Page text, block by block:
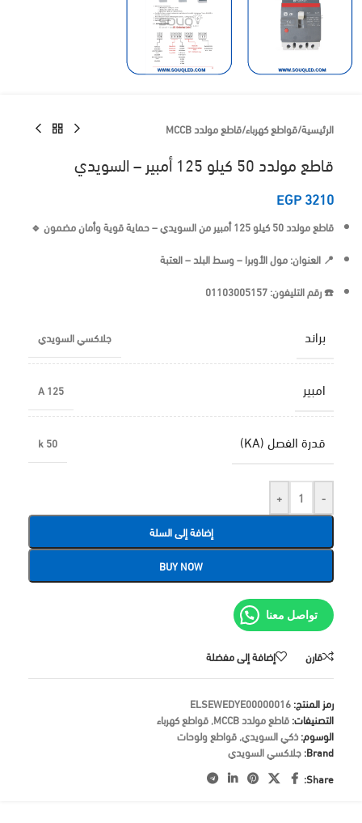
الرئيسية/قواطع كهرباء/قاطع مولدد MCCB
قاطع مولدد 50 كيلو 125 أمبير – السويدي
EGP3210
قاطع مولدد 50 كيلو 125 أمبير من السويدي– حماية قوية وأمان مضمون 🔹
📍 العنوان: مول الأوبرا – وسط البلد – العتبة
☎️ رقم التليفون: 01103005157
براند جلاكسي السويدي
امبير 125 A
قدرة الفصل (KA) 50 k
-
+
إضافة إلى السلة
BUY NOW
تواصل معنا
قارن إضافة إلى مفضلة
رمز المنتج:ELSEWEDYE00000016
التصنيفات:قاطع مولدد MCCB ,قواطع كهرباء
الوسوم:ذكي السويدي,قواطع ولوحات
Brand: جلاكسي السويدي
Share: